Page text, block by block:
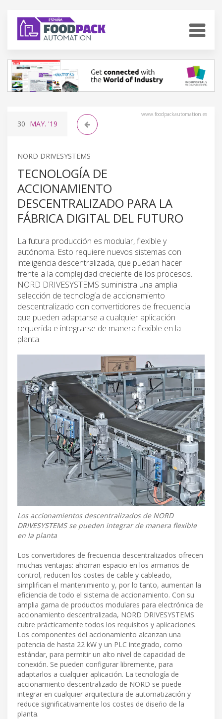
www.foodpackautomation.es
30 MAY. '19
NORD DRIVESYSTEMS
TECNOLOGÍA DE
ACCIONAMIENTO
DESCENTRALIZADO PARA LA
FÁBRICA DIGITAL DEL FUTURO
La futura producción es modular, flexible y
autónoma. Esto requiere nuevos sistemas con
inteligencia descentralizada, que puedan hacer
frente a la complejidad creciente de los procesos.
NORD DRIVESYSTEMS suministra una amplia
selección de tecnología de accionamiento
descentralizado con convertidores de frecuencia
que pueden adaptarse a cualquier aplicación
requerida e integrarse de manera flexible en la
planta.
Los accionamientos descentralizados de NORD
DRIVESYSTEMS se pueden integrar de manera flexible
en la planta
Los convertidores de frecuencia descentralizados ofrecen
muchas ventajas: ahorran espacio en los armarios de
control, reducen los costes de cable y cableado,
simplifican el mantenimiento y, por lo tanto, aumentan la
eficiencia de todo el sistema de accionamiento. Con su
amplia gama de productos modulares para electrónica de
accionamiento descentralizada, NORD DRIVESYSTEMS
cubre prácticamente todos los requisitos y aplicaciones.
Los componentes del accionamiento alcanzan una
potencia de hasta 22 kW y un PLC integrado, como
estándar, para permitir un alto nivel de capacidad de
conexión. Se pueden configurar libremente, para
adaptarlos a cualquier aplicación. La tecnología de
accionamiento descentralizado de NORD se puede
integrar en cualquier arquitectura de automatización y
reduce significativamente los costes de diseño de la
planta.